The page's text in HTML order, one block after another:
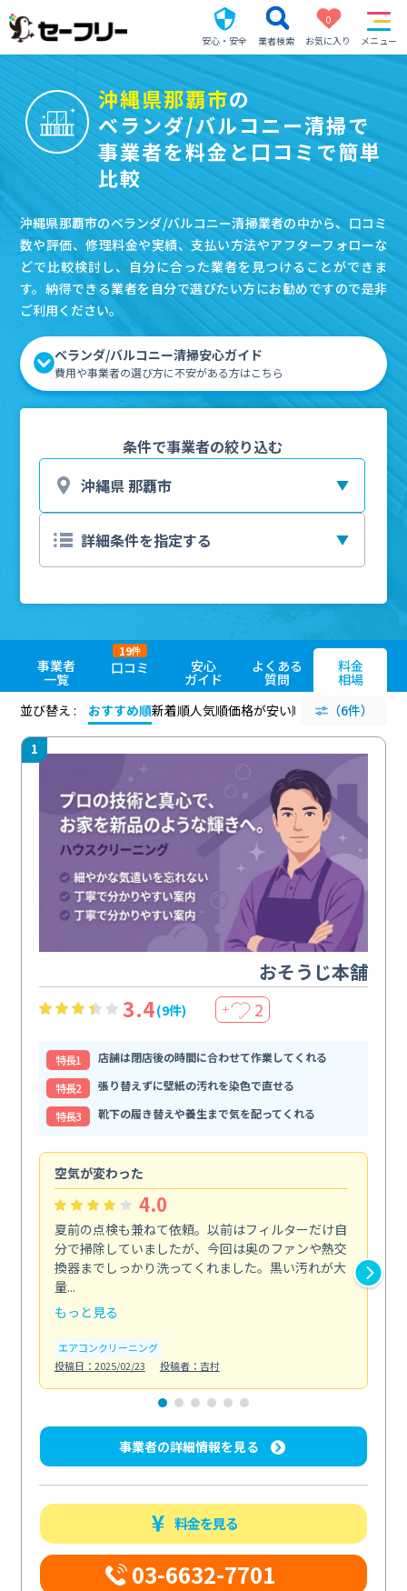
安心・安全 業者検索
0
お気に入り
メニュー
沖縄県那覇市の
ベランダ/バルコニー清掃で
事業者を料金と口コミで簡単
比較
沖縄県那覇市のベランダ/バルコニー清掃業者の中から、口コミ
数や評価、修理料金や実績、支払い方法やアフターフォローな
どで比較検討し、自分に合った業者を見つけることができま
す。納得できる業者を自分で選びたい方にお勧めですので是非
ご利用ください。
ベランダ/バルコニー清掃安心ガイド
費用や事業者の選び方に不安がある方はこちら
条件で事業者の絞り込む
事業者
一覧
口コミ
19件
安心
ガイド
よくある
質問
料金
相場
並び替え :
おすすめ順新着順人気順価格が安い順 評価が高い順
（6件）
1
おそうじ本舗
3.4(9件) ＋ 2
特⻑1
店舗は閉店後の時間に合わせて作業してくれる
特⻑2
張り替えずに壁紙の汚れを染色で直せる
特⻑3
靴下の履き替えや養生まで気を配ってくれる
空気が変わった
4.0
夏前の点検も兼ねて依頼。以前はフィルターだけ自
分で掃除していましたが、今回は奥のファンや熱交
換器までしっかり洗ってくれました。黒い汚れが大
量...
もっと見る
エアコンクリーニング
投稿日：2025/02/23
投稿者：吉村
事業者の詳細情報を見る
料金を見る
03-6632-7701